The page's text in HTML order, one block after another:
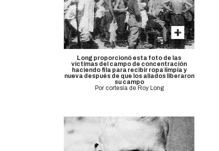
Long proporcionó esta foto de las
víctimas del campo de concentración
haciendo fila para recibir ropa limpia y
nueva después de que los aliados liberaron
su campo
Por cortesía de Roy Long